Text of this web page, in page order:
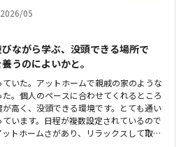
05
ながら学ぶ、没頭できる場所で
うのによいかと。
いた。アットホームで親戚の家のような
。個人のペースに合わせてくれるところ
高く、没頭できる環境です。とても通い
います。日程が複数設定されているので
トホームさがあり、リラックスして取り